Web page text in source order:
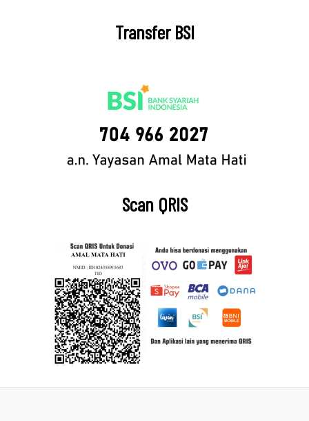
Transfer BSI
Scan QRIS